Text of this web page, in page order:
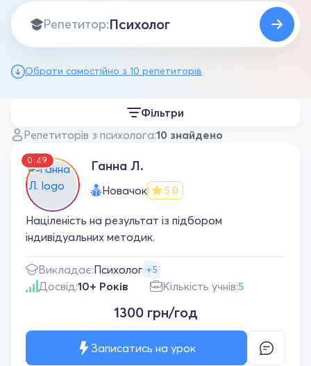
Репетитор:
Обрати самостійно з 10 репетиторів
Репетиторів з психолога:10 знайдено
Фільтри
0:49 Ганна Л.
Новачок 5.0
Націленість на результат із підбором
індивідуальних методик.
Викладає:Психолог +5
Досвід:10+ Років Кількість учнів:5
1300 грн/год
Записатись на урок